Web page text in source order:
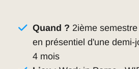
Quand ? 2ième
en présentiel d'une demi-
4 mois